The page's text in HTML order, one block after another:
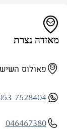
מאזדה נצרת
פאולוס השישי 42, נצרת
053-7528404
046467380